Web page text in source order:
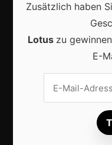
Karneval in Berlin
Gemeinschaft auf
Vrijwilligers maken
Zusätzlich haben
Lotus zu
E-